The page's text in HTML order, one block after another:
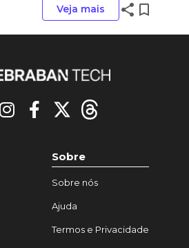
Veja mais share bookmark_border
Sobre
Sobre nós
Ajuda
Termos e Privacidade